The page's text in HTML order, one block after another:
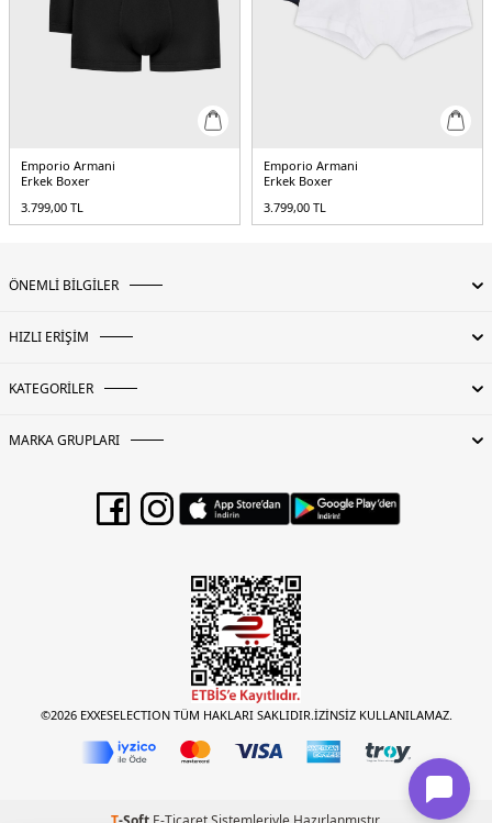
Emporio Armani
Erkek Boxer
3.799,00 TL
Emporio Armani
Erkek Boxer
3.799,00 TL
ÖNEMLİ BİLGİLER
HIZLI ERİŞİM
KATEGORİLER
MARKA GRUPLARI
©2026 EXXESELECTION TÜM HAKLARI SAKLIDIR.İZİNSİZ KULLANILAMAZ.